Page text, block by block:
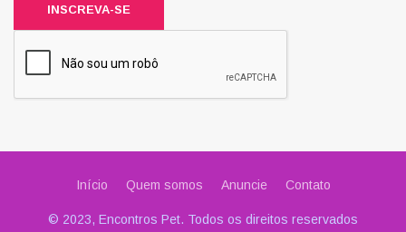
INSCREVA-SE
Início Quem somos Anuncie Contato
© 2023, Encontros Pet. Todos os direitos reservados